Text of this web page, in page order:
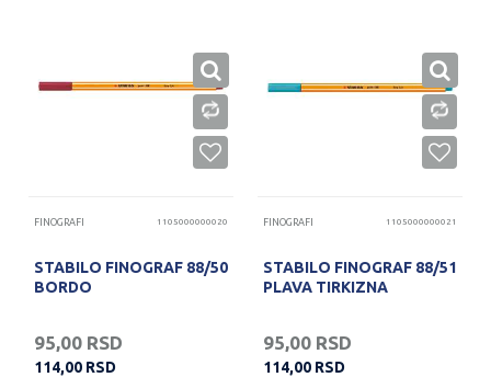
FINOGRAFI 1105000000020
STABILO FINOGRAF 88/50
BORDO
95,00 RSD
114,00 RSD
FINOGRAFI 1105000000021
STABILO FINOGRAF 88/51
PLAVA TIRKIZNA
95,00 RSD
114,00 RSD